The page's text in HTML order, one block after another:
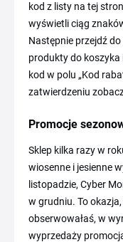
kod z listy na tej
wyświetli ciąg
Następnie przejdź
produkty do
kod w polu „Kod
zatwierdzeniu
Promocje
Sklep kilka razy w
wiosenne i jesienne
listopadzie, Cyber
w grudniu. To
obserwowałaś, w
wyprzedaży